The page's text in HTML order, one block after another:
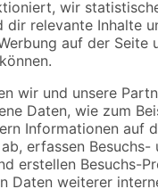
Versandarten